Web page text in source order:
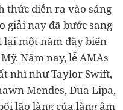
thức diễn ra vào sáng
giải nay đã bước sang
lại một năm đầy biến
Năm nay, lễ AMAs
nhì như Taylor Swift,
Mendes, Dua Lipa,
lão làng của làng âm